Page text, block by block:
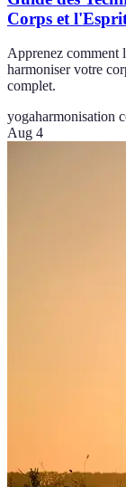
Corps et
Apprenez comment
harmoniser votre
complet.
yogaharmonisation
Aug 4